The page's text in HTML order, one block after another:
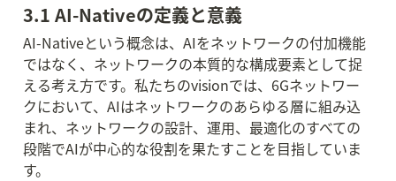
3.1 AI-Nativeの定義と意義
AI-Nativeという概念は、AIをネットワークの付加機能
ではなく、ネットワークの本質的な構成要素として捉
える考え方です。私たちのvisionでは、6Gネットワー
クにおいて、AIはネットワークのあらゆる層に組み込
まれ、ネットワークの設計、運用、最適化のすべての
段階でAIが中心的な役割を果たすことを目指していま
す。